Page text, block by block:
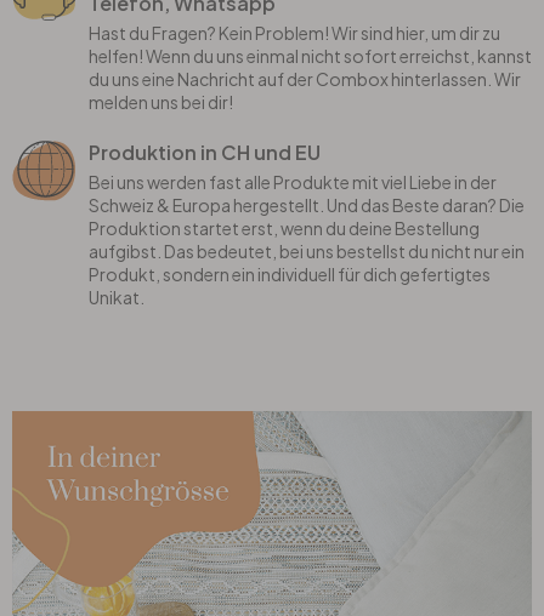
Hast du Fragen? Kein Problem! Wir sind hier, um dir zu
helfen! Wenn du uns einmal nicht sofort erreichst, kannst
du uns eine Nachricht auf der Combox hinterlassen. Wir
melden uns bei dir!
Produktion in CH und EU
Bei uns werden fast alle Produkte mit viel Liebe in der
Schweiz & Europa hergestellt. Und das Beste daran? Die
Produktion startet erst, wenn du deine Bestellung
aufgibst. Das bedeutet, bei uns bestellst du nicht nur ein
Produkt, sondern ein individuell für dich gefertigtes
Unikat.